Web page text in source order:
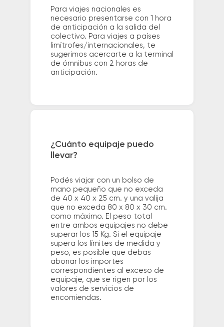
Para viajes nacionales es
necesario presentarse con 1 hora
de anticipación a la salida del
colectivo. Para viajes a países
limítrofes/internacionales, te
sugerimos acercarte a la terminal
de ómnibus con 2 horas de
anticipación.
¿Cuánto equipaje puedo
llevar?
Podés viajar con un bolso de
mano pequeño que no exceda
de 40 x 40 x 25 cm. y una valija
que no exceda 80 x 80 x 30 cm.
como máximo. El peso total
entre ambos equipajes no debe
superar los 15 Kg. Si el equipaje
supera los límites de medida y
peso, es posible que debas
abonar los importes
correspondientes al exceso de
equipaje, que se rigen por los
valores de servicios de
encomiendas.